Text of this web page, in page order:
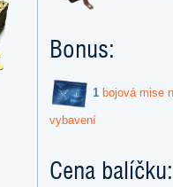
Bonus:
1 bojová mise
vybavení
Cena